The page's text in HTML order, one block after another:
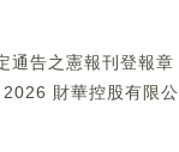
通告之憲報刊登報章
財華控股有限公